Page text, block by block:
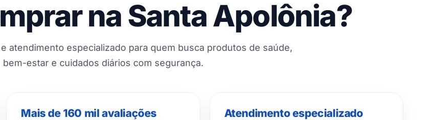
na Santa Apolônia?
atendimento especializado para quem busca produtos de saúde,
bem-estar e cuidados diários com segurança.
Mais de 160 mil avaliações Atendimento especializado